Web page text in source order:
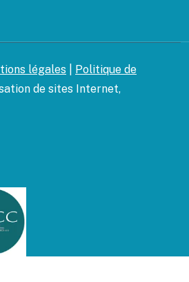
légales
Politique de
de sites Internet,